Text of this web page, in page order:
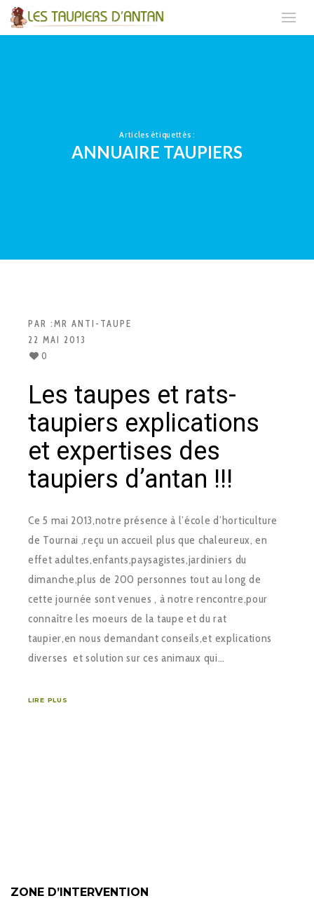
Articles étiquettés :
ANNUAIRE TAUPIERS
PAR :MR ANTI-TAUPE
22 MAI 2013
0
Les taupes et rats-
taupiers explications
et expertises des
taupiers d’antan !!!
Ce 5 mai 2013,notre présence à l’école d’horticulture
de Tournai ,reçu un accueil plus que chaleureux, en
effet adultes,enfants,paysagistes,jardiniers du
dimanche,plus de 200 personnes tout au long de
cette journée sont venues , à notre rencontre,pour
connaître les moeurs de la taupe et du rat
taupier,en nous demandant conseils,et explications
diverses et solution sur ces animaux qui…
LIRE PLUS
ZONE D’INTERVENTION